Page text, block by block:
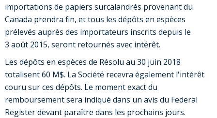
importations de papiers surcalandrés provenant du
Canada prendra fin, et tous les dépôts en espèces
prélevés auprès des importateurs inscrits depuis le
3 août 2015, seront retournés avec intérêt.
Les dépôts en espèces de Résolu au 30 juin 2018
totalisent 60 M$. La Société recevra également l'intérêt
couru sur ces dépôts. Le moment exact du
remboursement sera indiqué dans un avis du Federal
Register devant paraître dans les prochains jours.